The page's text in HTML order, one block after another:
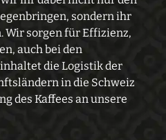
sondern ihr
Wir sorgen für Effizienz,
auch bei den
die Logistik der
in die Schweiz
des Kaffees an unsere